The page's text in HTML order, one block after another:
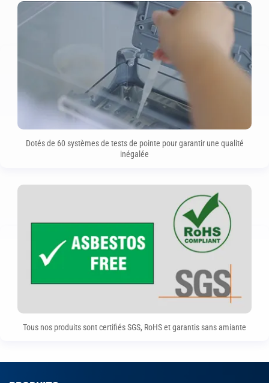
Dotés de 60 systèmes de tests de pointe pour garantir une qualité
inégalée
Tous nos produits sont certifiés SGS, RoHS et garantis sans amiante